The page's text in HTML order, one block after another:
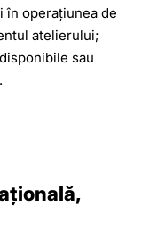
în operațiunea de
atelierului;
sau